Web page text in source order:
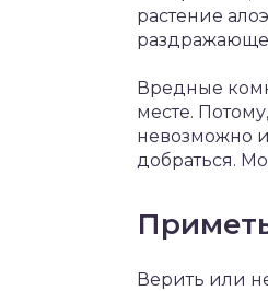
растение
Вредные
месте.
невозможно
добраться.
Верить или